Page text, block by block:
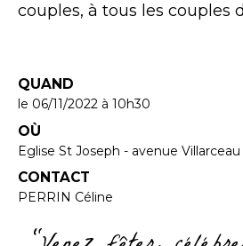
couples, à tous les couples
QUAND
le 06/11/2022 à 10h30
OÙ
Eglise St Joseph - avenue
CONTACT
PERRIN Céline